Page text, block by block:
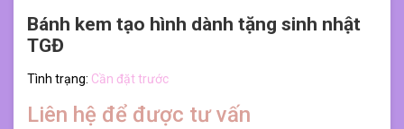
Bánh kem tạo hình dành tặng sinh nhật
TGĐ
Tình trạng: Cần đặt trước
Liên hệ để được tư vấn